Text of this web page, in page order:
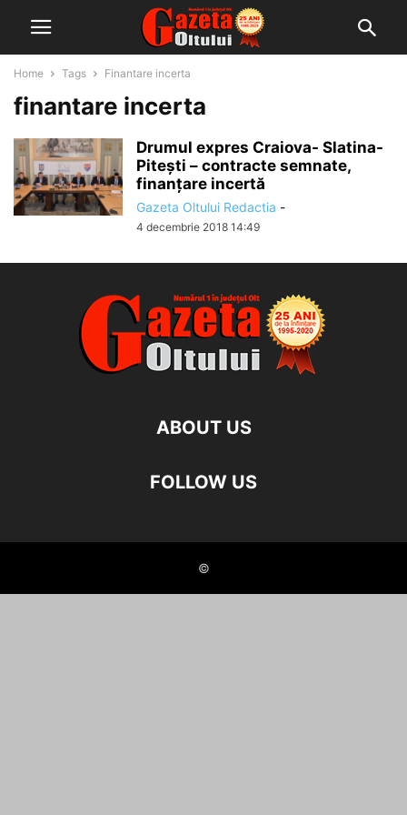
Home Tags Finantare incerta
finantare incerta
Drumul expres Craiova- Slatina-
Piteşti – contracte semnate,
finanţare incertă
Gazeta Oltului Redactia -
4 decembrie 2018 14:49
ABOUT US
FOLLOW US
©